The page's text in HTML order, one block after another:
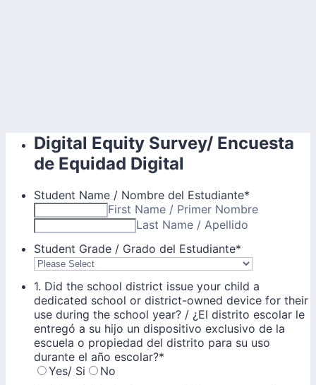
Digital Equity Survey/ Encuesta
de Equidad Digital
Student Name / Nombre del Estudiante*
First Name / Primer Nombre
Last Name / Apellido
Student Grade / Grado del Estudiante*
1. Did the school district issue your child a
dedicated school or district-owned device for their
use during the school year? / ¿El distrito escolar le
entregó a su hijo un dispositivo exclusivo de la
escuela o propiedad del distrito para su uso
durante el año escolar?*
Yes/ Si
No